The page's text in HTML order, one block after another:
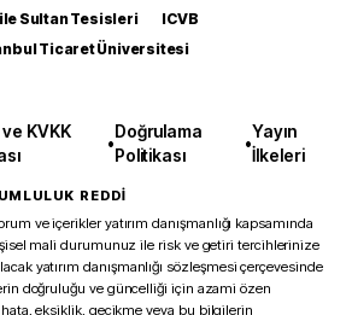
Sultan Tesisleri
ICVB
Ticaret Üniversitesi
KVKK
•
Doğrulama
Politikası
•
Yayın
İlkeleri
REDDİ
ve içerikler yatırım danışmanlığı kapsamında
mali durumunuz ile risk ve getiri tercihlerinize
yatırım danışmanlığı sözleşmesi çerçevesinde
doğruluğu ve güncelliği için azami özen
eksiklik, gecikme veya bu bilgilerin